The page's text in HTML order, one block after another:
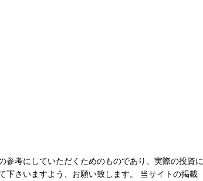
参考にしていただくためのものであり、実際の投資に
下さいますよう、お願い致します。 当サイトの掲載